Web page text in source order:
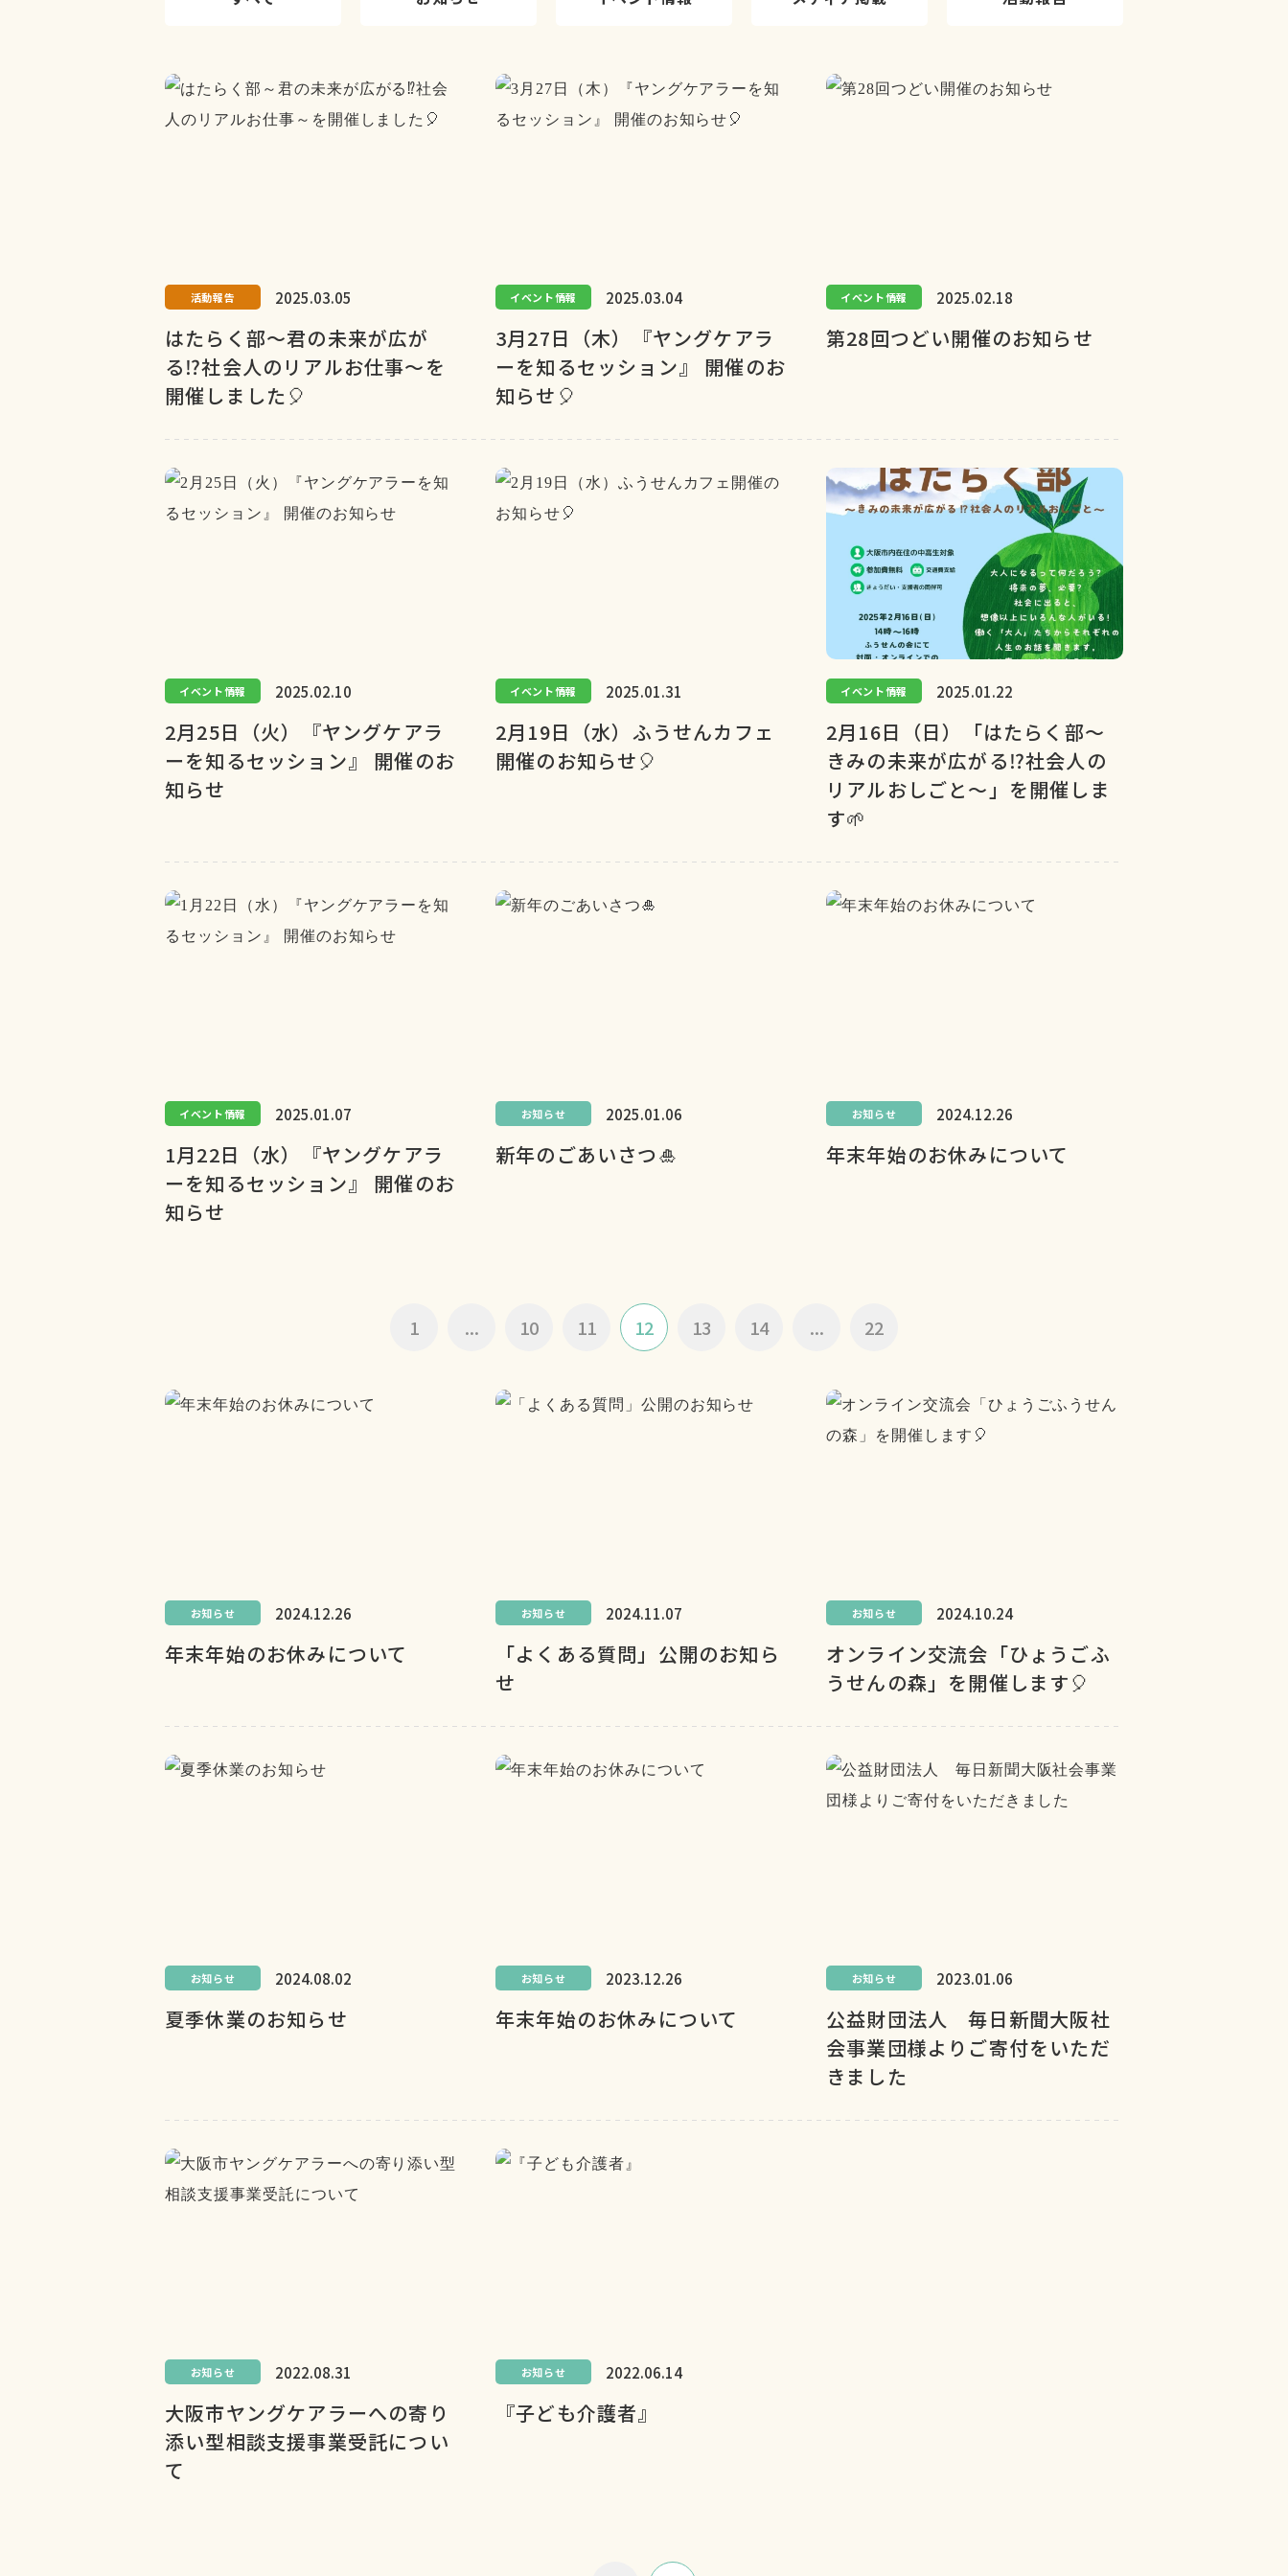
活動報告 2025.03.05
はたらく部～君の未来が広が
る⁉社会人のリアルお仕事～を
開催しました🎈
イベント情報 2025.03.04
3月27日（木）『ヤングケアラ
ーを知るセッション』 開催のお
知らせ🎈
イベント情報 2025.02.18
第28回つどい開催のお知らせ
イベント情報 2025.02.10
2月25日（火）『ヤングケアラ
ーを知るセッション』 開催のお
知らせ
イベント情報 2025.01.31
2月19日（水）ふうせんカフェ
開催のお知らせ🎈
イベント情報 2025.01.22
2月16日（日）「はたらく部〜
きみの未来が広がる⁉︎社会人の
リアルおしごと〜」を開催しま
す🌱
イベント情報 2025.01.07
1月22日（水）『ヤングケアラ
ーを知るセッション』 開催のお
知らせ
お知らせ 2025.01.06
新年のごあいさつ🎍
お知らせ 2024.12.26
年末年始のお休みについて
1 ... 10 11 12 13 14 ... 22
お知らせ 2024.12.26
年末年始のお休みについて
お知らせ 2024.11.07
「よくある質問」公開のお知ら
せ
お知らせ 2024.10.24
オンライン交流会「ひょうごふ
うせんの森」を開催します🎈
お知らせ 2024.08.02
夏季休業のお知らせ
お知らせ 2023.12.26
年末年始のお休みについて
お知らせ 2023.01.06
公益財団法人 毎日新聞大阪社
会事業団様よりご寄付をいただ
きました
お知らせ 2022.08.31
大阪市ヤングケアラーへの寄り
添い型相談支援事業受託につい
て
お知らせ 2022.06.14
『子ども介護者』